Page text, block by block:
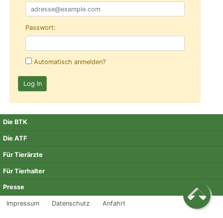
Passwort:
Automatisch anmelden?
Die BTK
Die ATF
Für Tierärzte
Für Tierhalter
Presse
Impressum Datenschutz Anfahrt